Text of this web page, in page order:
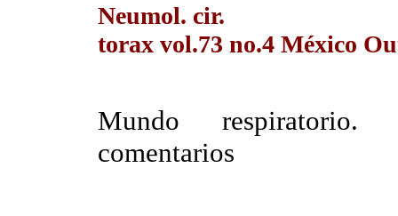
Neumol. cir.
torax vol.73 no.4 México
Mundo
comentarios